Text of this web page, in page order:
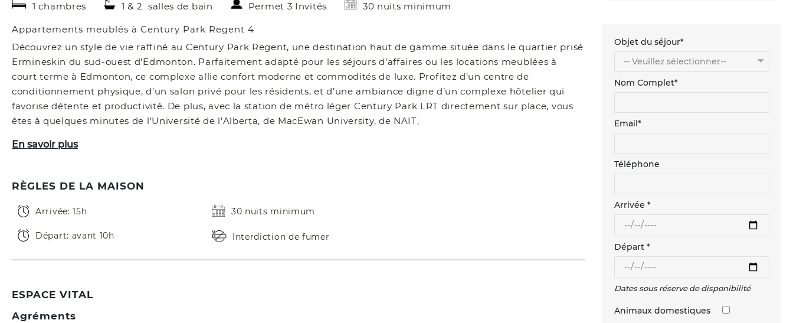
1 chambres 1 & 2 salles de bain Permet 3 Invités 30 nuits minimum
Appartements meublés à Century Park Regent 4
Découvrez un style de vie raffiné au Century Park Regent, une destination haut de gamme située dans le quartier prisé
Ermineskin du sud-ouest d’Edmonton. Parfaitement adapté pour les séjours d’affaires ou les locations meublées à
court terme à Edmonton, ce complexe allie confort moderne et commodités de luxe. Profitez d’un centre de
conditionnement physique, d’un salon privé pour les résidents, et d’une ambiance digne d’un complexe hôtelier qui
favorise détente et productivité. De plus, avec la station de métro léger Century Park LRT directement sur place, vous
êtes à quelques minutes de l’Université de l’Alberta, de MacEwan University, de NAIT,
En savoir plus
RÈGLES DE LA MAISON
Arrivée: 15h
Départ: avant 10h
30 nuits minimum
Interdiction de fumer
ESPACE VITAL
Agréments
Objet du séjour*
Nom Complet*
Email*
Téléphone
Arrivée *
Départ *
Dates sous réserve de disponibilité
Animaux domestiques